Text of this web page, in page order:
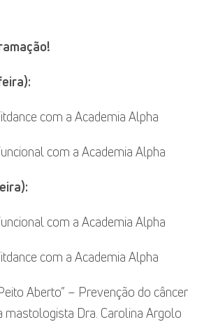
com a Academia Alpha
com a Academia Alpha
com a Academia Alpha
com a Academia Alpha
Aberto” – Prevenção do câncer
mastologista Dra. Carolina Argolo